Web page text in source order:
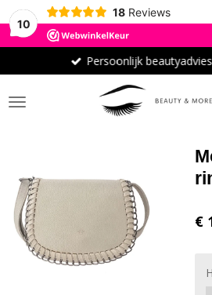
10
18 Reviews
Persoonlijk
€